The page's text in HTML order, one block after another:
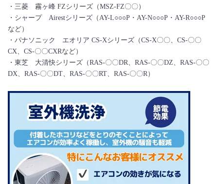
・三菱 霧ヶ峰 FZシリーズ（MSZ-FZ〇〇）
・シャープ Airestシリーズ（AY-L○○○P・AY-N○○○P・AY-R○○○P
など）
・パナソニック エオリア CS-Xシリーズ（CS-X〇〇、CS-〇〇
CX、CS-〇〇CXRなど）
・東芝 大清快シリーズ（RAS-〇〇DR、RAS-〇〇DZ、RAS-〇〇
DX、RAS-〇〇DT、RAS-〇〇RT、RAS-〇〇R）